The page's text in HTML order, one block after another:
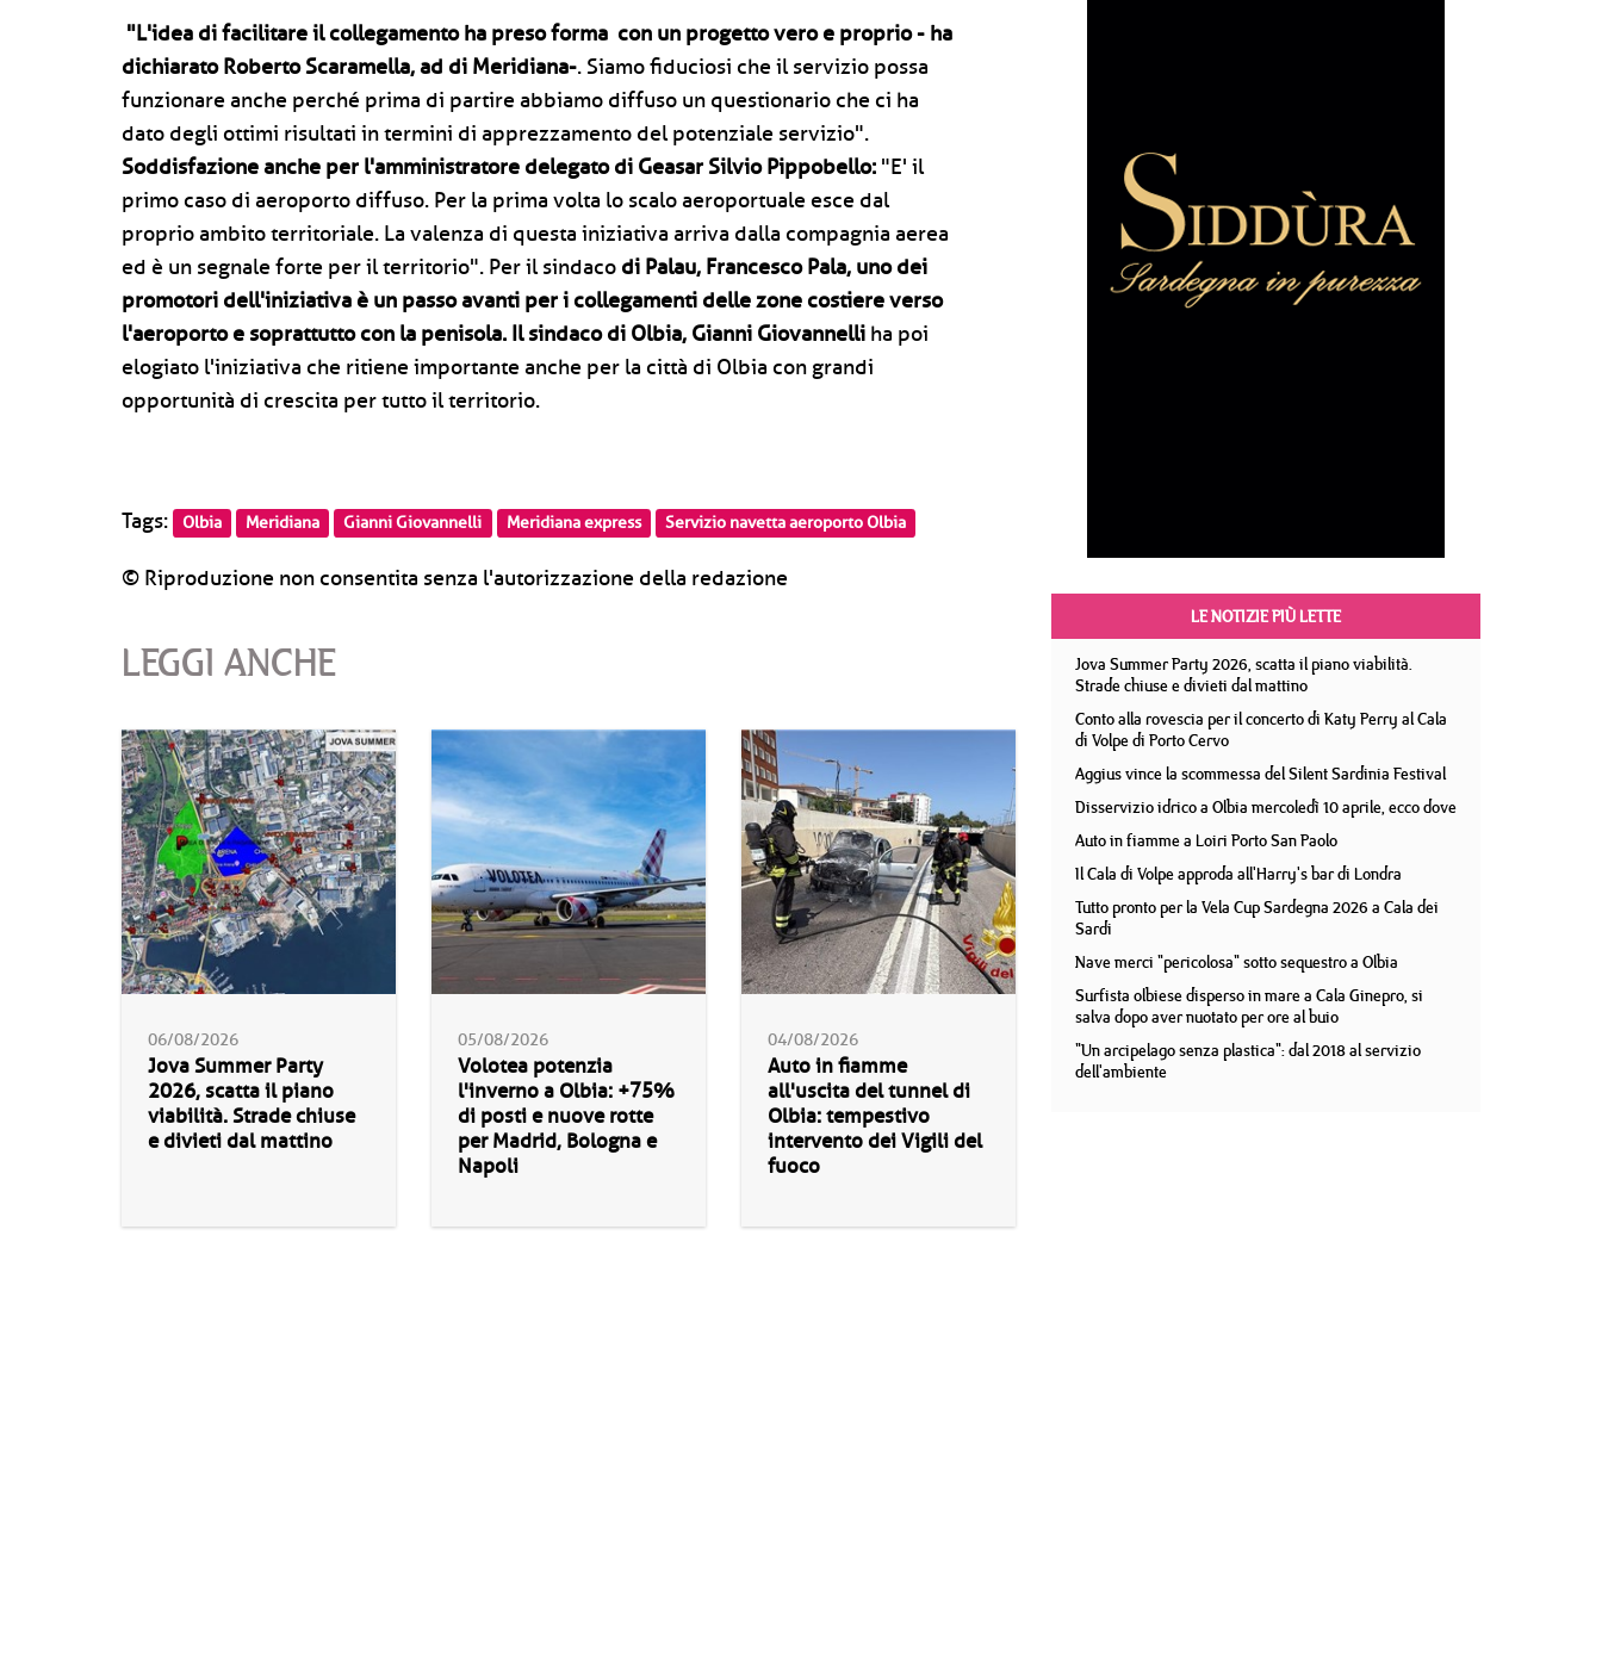
"L'idea di facilitare il collegamento ha preso forma con un progetto vero e proprio - ha
dichiarato Roberto Scaramella, ad di Meridiana-. Siamo fiduciosi che il servizio possa
funzionare anche perché prima di partire abbiamo diffuso un questionario che ci ha
dato degli ottimi risultati in termini di apprezzamento del potenziale servizio".
Soddisfazione anche per l'amministratore delegato di Geasar Silvio Pippobello: "E' il
primo caso di aeroporto diffuso. Per la prima volta lo scalo aeroportuale esce dal
proprio ambito territoriale. La valenza di questa iniziativa arriva dalla compagnia aerea
ed è un segnale forte per il territorio". Per il sindaco di Palau, Francesco Pala, uno dei
promotori dell'iniziativa è un passo avanti per i collegamenti delle zone costiere verso
l'aeroporto e soprattutto con la penisola. Il sindaco di Olbia, Gianni Giovannelli ha poi
elogiato l'iniziativa che ritiene importante anche per la città di Olbia con grandi
opportunità di crescita per tutto il territorio.
Tags: Olbia Meridiana Gianni Giovannelli Meridiana express Servizio navetta aeroporto Olbia
© Riproduzione non consentita senza l'autorizzazione della redazione
LEGGI ANCHE
06/08/2026
Jova Summer Party
2026, scatta il piano
viabilità. Strade chiuse
e divieti dal mattino
05/08/2026
Volotea potenzia
l'inverno a Olbia: +75%
di posti e nuove rotte
per Madrid, Bologna e
Napoli
04/08/2026
Auto in fiamme
all'uscita del tunnel di
Olbia: tempestivo
intervento dei Vigili del
fuoco
LE NOTIZIE PIÙ LETTE
Jova Summer Party 2026, scatta il piano viabilità.
Strade chiuse e divieti dal mattino
Conto alla rovescia per il concerto di Katy Perry al Cala
di Volpe di Porto Cervo
Aggius vince la scommessa del Silent Sardinia Festival
Disservizio idrico a Olbia mercoledì 10 aprile, ecco dove
Auto in fiamme a Loiri Porto San Paolo
Il Cala di Volpe approda all'Harry's bar di Londra
Tutto pronto per la Vela Cup Sardegna 2026 a Cala dei
Sardi
Nave merci "pericolosa" sotto sequestro a Olbia
Surfista olbiese disperso in mare a Cala Ginepro, si
salva dopo aver nuotato per ore al buio
"Un arcipelago senza plastica": dal 2018 al servizio
dell'ambiente